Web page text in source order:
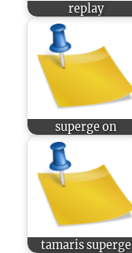
replay
superge on
tamaris superge